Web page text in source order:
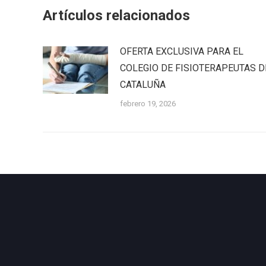
Artículos relacionados
OFERTA EXCLUSIVA PARA EL
COLEGIO DE FISIOTERAPEUTAS
CATALUÑA
febrero 19, 2026